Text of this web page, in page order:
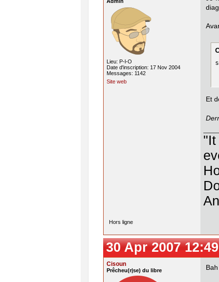
Lieu: P-l-O
Date d'inscription: 17 Nov 2004
Messages: 1142
Site web
Et
"It
Hors ligne
30 Apr 2007
Cisoun
Prêcheu(r|se) du libre